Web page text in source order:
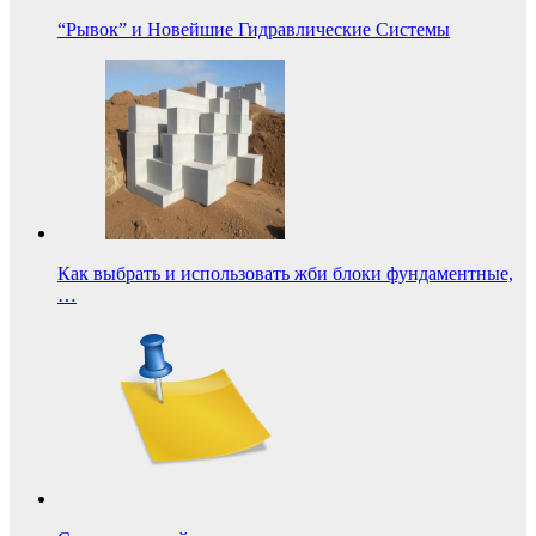
“Рывок” и Новейшие Гидравлические Системы
Как выбрать и использовать жби блоки фундаментные,
…